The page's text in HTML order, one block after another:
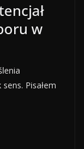
w
Pisałem